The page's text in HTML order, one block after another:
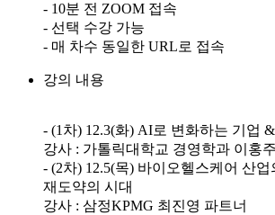
- 10분 전 ZOOM 접속
- 선택 수강 가능
- 매 차수 동일한 URL로 접속
강의 내용
- (1차) 12.3(화) AI로 변화하는 기업
강사 : 가톨릭대학교 경영학과 이홍
- (2차) 12.5(목) 바이오헬스케어 산
재도약의 시대
강사 : 삼정KPMG 최진영 파트너